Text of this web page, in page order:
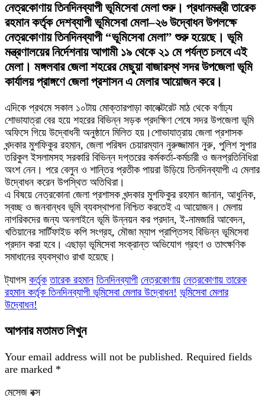
নেত্রকোণায় তিনদিনব্যাপী ভূমিসেবা মেলা শুরু। প্রধানমন্ত্রী তারেক
রহমান কর্তৃক দেশব্যাপী ভূমিসেবা মেলা–২৬ উদ্বোধন উপলক্ষে
নেত্রকোণায় তিনদিনব্যাপী “ভূমিসেবা মেলা” শুরু হয়েছে। ভূমি
মন্ত্রণালয়ের নির্দেশনায় আগামী ১৯ থেকে ২১ মে পর্যন্ত চলবে এই
মেলা। মঙ্গলবার জেলা শহরের মেছুয়া বাজারস্থ সদর উপজেলা ভূমি
কার্যালয় প্রাঙ্গণে জেলা প্রশাসন এ মেলার আয়োজন করে।
এদিকে প্রথমে সকাল ১০টায় মোক্তারপাড়া কালেক্টরেট মাঠ থেকে বর্ণাঢ্য
শোভাযাত্রা বের হয়ে শহরের বিভিন্ন সড়ক প্রদক্ষিণ শেষে সদর উপজেলা ভূমি
অফিসে গিয়ে উদ্বোধনী অনুষ্ঠানে মিলিত হয়।শোভাযাত্রায় জেলা প্রশাসক
খন্দকার মুশফিকুর রহমান, জেলা পরিষদ চেয়ারম্যান নুরুজ্জামান নুরু, পুলিশ সুপার
তরিকুল ইসলামসহ সরকারি বিভিন্ন দপ্তরের কর্মকর্তা-কর্মচারী ও জনপ্রতিনিধিরা
অংশ নেন। পরে বেলুন ও শান্তির প্রতীক পায়রা উড়িয়ে তিনদিনব্যাপী এ মেলার
উদ্বোধন করেন উপস্থিত অতিথিরা।
এ বিষয়ে নেত্রকোনা জেলা প্রশাসক খন্দকার মুশফিকুর রহমান জানান, আধুনিক,
স্বচ্ছ ও জনবান্ধব ভূমি ব্যবস্থাপনা নিশ্চিত করতেই এ আয়োজন। মেলায়
নাগরিকদের জন্য অনলাইনে ভূমি উন্নয়ন কর প্রদান, ই-নামজারি আবেদন,
খতিয়ানের সার্টিফাইড কপি সংগ্রহ, মৌজা ম্যাপ প্রাপ্তিসহ বিভিন্ন ভূমিসেবা
প্রদান করা হবে। এছাড়া ভূমিসেবা সংক্রান্ত অভিযোগ গ্রহণ ও তাৎক্ষণিক
সমাধানের ব্যবস্থাও রাখা হয়েছে।
ট্যাগস কর্তৃক তারেক রহমান তিনদিনব্যাপী নেত্রকোণায় নেত্রকোণায় তারেক
রহমান কর্তৃক তিনদিনব্যাপী ভূমিসেবা মেলার উদ্বোধন! ভূমিসেবা মেলার
উদ্বোধন!
আপনার মতামত লিখুন
Your email address will not be published. Required fields
are marked *
মেসেজ বক্স